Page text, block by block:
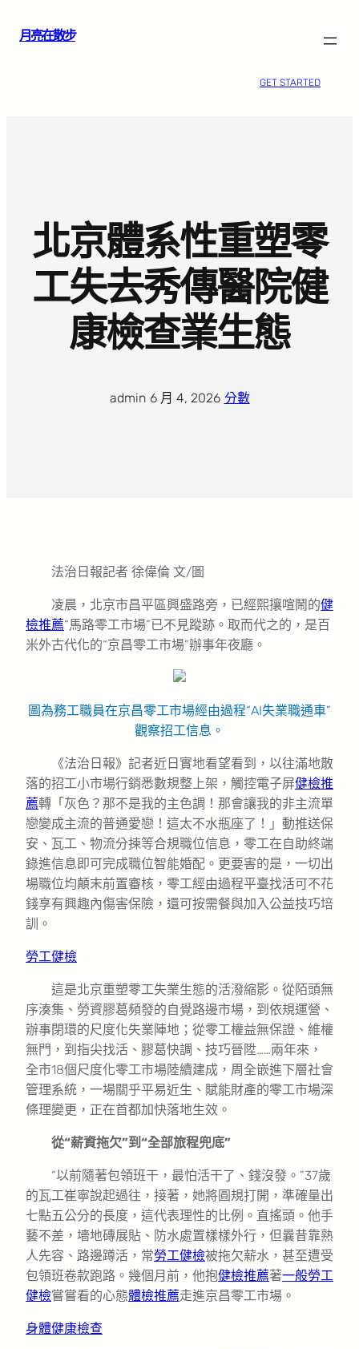
月亮在散步
GET STARTED
北京體系性重塑零
工失去秀傳醫院健
康檢查業生態
admin· 6 月 4, 2026· 分數
法治日報記者 徐偉倫 文/圖
凌晨，北京市昌平區興盛路旁，已經熙攘喧鬧的健
檢推薦“馬路零工市場”已不見蹤跡。取而代之的，是百
米外古代化的“京昌零工市場”辦事年夜廳。
圖為務工職員在京昌零工市場經由過程“AI失業職通車”
觀察招工信息。
《法治日報》記者近日實地看望看到，以往滿地散
落的招工小市場行銷悉數規整上架，觸控電子屏健檢推
薦轉「灰色？那不是我的主色調！那會讓我的非主流單
戀變成主流的普通愛戀！這太不水瓶座了！」動推送保
安、瓦工、物流分揀等合規職位信息，零工在自助終端
錄進信息即可完成職位智能婚配。更要害的是，一切出
場職位均顛末前置審核，零工經由過程平臺找活可不花
錢享有興趣內傷害保險，還可按需餐與加入公益技巧培
訓。
勞工健檢
這是北京重塑零工失業生態的活潑縮影。從陌頭無
序湊集、勞資膠葛頻發的自覺路邊市場，到依規運營、
辦事閉環的尺度化失業陣地；從零工權益無保證、維權
無門，到指尖找活、膠葛快調、技巧晉陞……兩年來，
全市18個尺度化零工市場陸續建成，周全嵌進下層社會
管理系統，一場關乎平易近生、賦能財產的零工市場深
條理變更，正在首都加快落地生效。
從“薪資拖欠”到“全部旅程兜底”
“以前隨著包領班干，最怕活干了、錢沒發。”37歲
的瓦工崔寧說起過往，接著，她將圓規打開，準確量出
七點五公分的長度，這代表理性的比例。直搖頭。他手
藝不差，墻地磚展貼、防水處置樣樣外行，但曩昔靠熟
人先容、路邊蹲活，常勞工健檢被拖欠薪水，甚至遭受
包領班卷款跑路。幾個月前，他抱健檢推薦著一般勞工
健檢嘗嘗看的心態體檢推薦走進京昌零工市場。
身體健康檢查